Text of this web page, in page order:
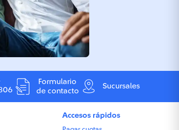
Formulario
de contacto
Sucursales
Accesos rápidos